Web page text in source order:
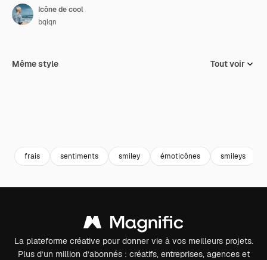
Icône de cool
bqlqn
Même style Tout voir
frais sentiments smiley émoticônes smileys
La plateforme créative pour donner vie à vos meilleurs projets.
Plus d’un million d’abonnés : créatifs, entreprises, agences et